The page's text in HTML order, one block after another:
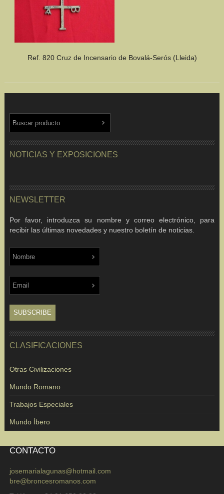
Ref. 820 Cruz de Incensario de Bovalá-Serós (Lleida)
NOTICIAS Y EXPOSICIONES
NEWSLETTER
Por favor, introduzca su nombre y correo electrónico, para
recibir las últimas novedades y nuestro boletín de noticias.
CLASIFICACIONES
Otras Civilizaciones
Mundo Romano
Trabajos Especiales
Mundo Íbero
CONTACTO
josemarialagunas@hotmail.com
bre@broncesromanos.com